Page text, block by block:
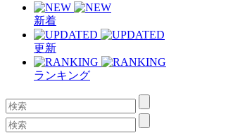
新着
更新
ランキング